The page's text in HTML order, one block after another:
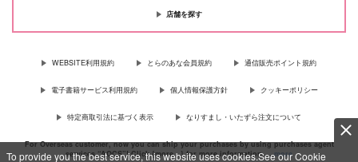
To provide you the best service, this website uses cookies.See our Cookie
店舗を探す
WEBSITE利用規約 とらのあな会員規約 通信販売ポイント規約
電子書籍サービス利用規約 個人情報保護方針 クッキーポリシー
特定商取引法に基づく表示 なりすまし・いたずら注文について
For Overseas customer, now you can ship your purchases by using purchases agent
services “AOCS”! Click {more…} for more information …more